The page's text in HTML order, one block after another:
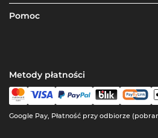
Pomoc
Metody płatności
Google Pay, Płatność przy odbiorze